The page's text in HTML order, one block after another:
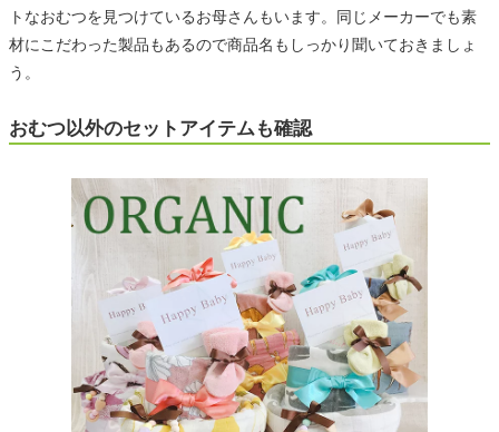
トなおむつを見つけているお母さんもいます。同じメーカーでも素
材にこだわった製品もあるので商品名もしっかり聞いておきましょ
う。
おむつ以外のセットアイテムも確認